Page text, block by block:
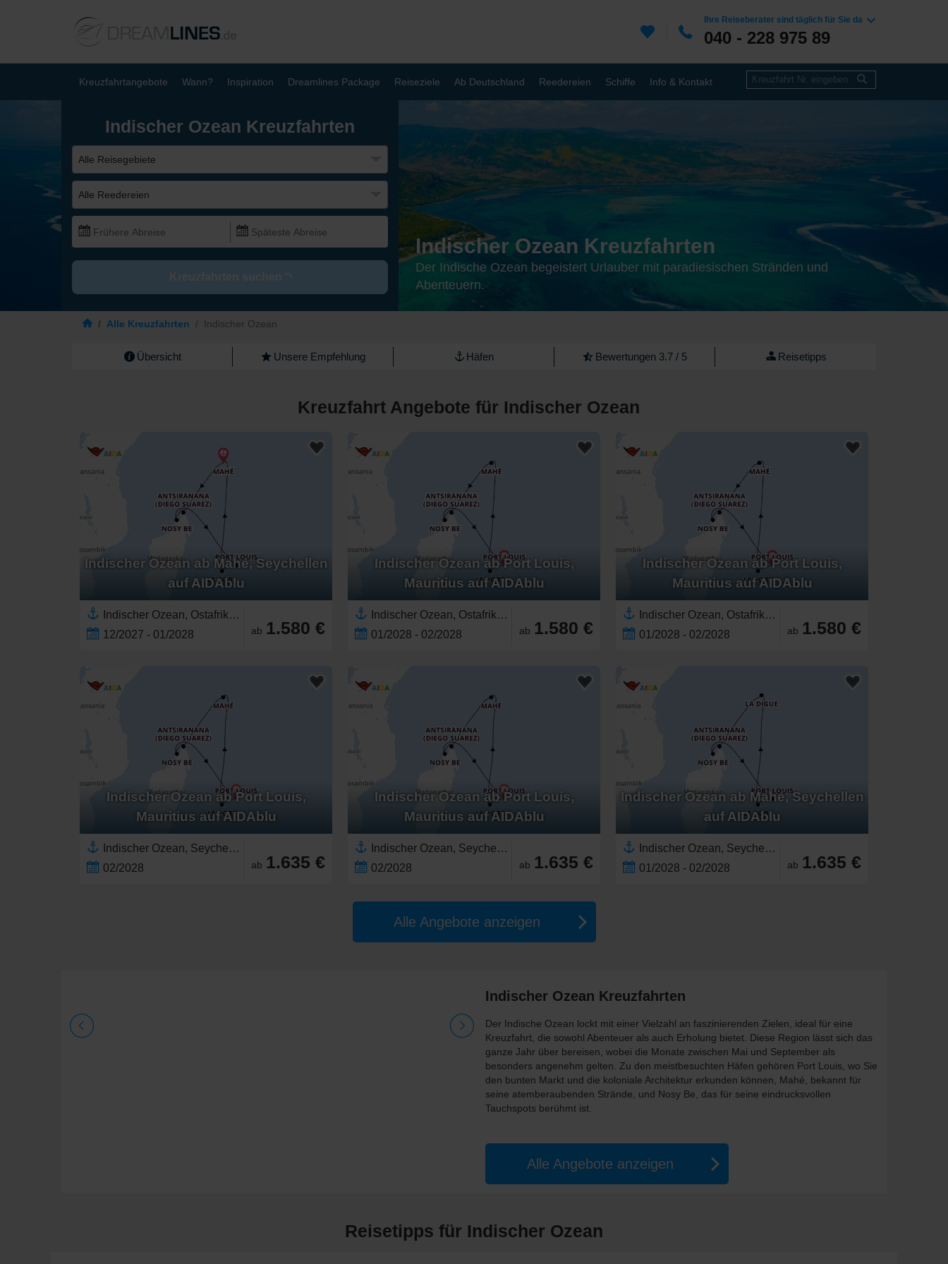
Ihre Reiseberater sind täglich für Sie da
040 - 228 975 89
Kreuzfahrtangebote Wann? Inspiration Dreamlines Package Reiseziele Ab Deutschland Reedereien Schiffe Info & Kontakt
Indischer Ozean Kreuzfahrten
Alle Reisegebiete
Alle Reedereien
Indischer Ozean Kreuzfahrten
Der Indische Ozean begeistert Urlauber mit paradiesischen Stränden und
Abenteuern.
/ Alle Kreuzfahrten / Indischer Ozean
Übersicht Unsere Empfehlung Häfen Bewertungen 3.7 / 5 Reisetipps
Kreuzfahrt Angebote für Indischer Ozean
Indischer Ozean ab Mahé, Seychellen
auf AIDAblu
Indischer Ozean, Ostafrika,Seychellen,Madagaskar,Afrika,Mauritius,Réunion
12/2027 - 01/2028
ab 1.580 €
Indischer Ozean ab Port Louis,
Mauritius auf AIDAblu
Indischer Ozean, Ostafrika,Seychellen,Madagaskar,Afrika,Mauritius,Réunion
01/2028 - 02/2028
ab 1.580 €
Indischer Ozean ab Port Louis,
Mauritius auf AIDAblu
Indischer Ozean, Ostafrika,Seychellen,Madagaskar,Afrika,Mauritius,Réunion
01/2028 - 02/2028
ab 1.580 €
Indischer Ozean ab Port Louis,
Mauritius auf AIDAblu
Indischer Ozean, Seychellen,Ostafrika,Madagaskar,Afrika,Mauritius,Réunion
02/2028
ab 1.635 €
Indischer Ozean ab Port Louis,
Mauritius auf AIDAblu
Indischer Ozean, Seychellen,Ostafrika,Madagaskar,Afrika,Mauritius,Réunion
02/2028
ab 1.635 €
Indischer Ozean ab Mahé, Seychellen
auf AIDAblu
Indischer Ozean, Seychellen,Ostafrika,Madagaskar,Afrika,Mauritius,Réunion
01/2028 - 02/2028
ab 1.635 €
Alle Angebote anzeigen
Indischer Ozean Kreuzfahrten
Der Indische Ozean lockt mit einer Vielzahl an faszinierenden Zielen, ideal für eine
Kreuzfahrt, die sowohl Abenteuer als auch Erholung bietet. Diese Region lässt sich das
ganze Jahr über bereisen, wobei die Monate zwischen Mai und September als
besonders angenehm gelten. Zu den meistbesuchten Häfen gehören Port Louis, wo Sie
den bunten Markt und die koloniale Architektur erkunden können, Mahé, bekannt für
seine atemberaubenden Strände, und Nosy Be, das für seine eindrucksvollen
Tauchspots berühmt ist.
Alle Angebote anzeigen
Reisetipps für Indischer Ozean